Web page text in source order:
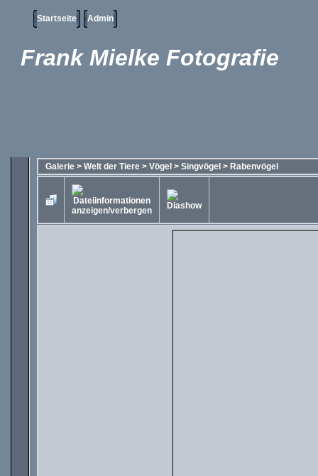
Startseite Admin
Frank Mielke Fotografie
Galerie > Welt der Tiere > Vögel > Singvögel > Rabenvögel